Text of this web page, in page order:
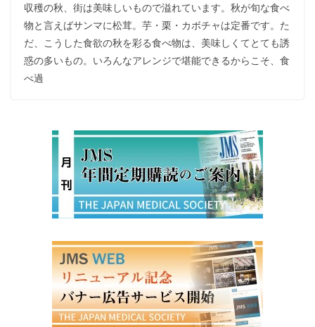
収穫の秋、街は美味しいもので溢れています。秋が旬な食べ
物と言えばサンマに松茸。芋・栗・カボチャは定番です。た
だ、こうした食欲の秋を彩る食べ物は、美味しくてとても誘
惑の多いもの。いろんなアレンジで堪能できるからこそ、食
べ過